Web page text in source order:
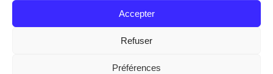
Accepter
Refuser
Préférences
Nos Partenaires| Fat Media © 2013 All